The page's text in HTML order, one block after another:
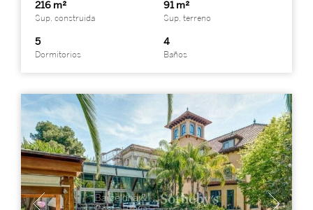
216 m²
Sup. construida
91 m²
Sup. terreno
5
Dormitorios
4
Baños